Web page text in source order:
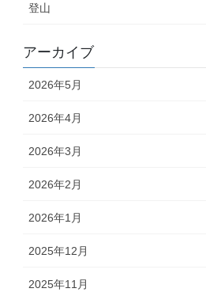
登山
アーカイブ
2026年5月
2026年4月
2026年3月
2026年2月
2026年1月
2025年12月
2025年11月